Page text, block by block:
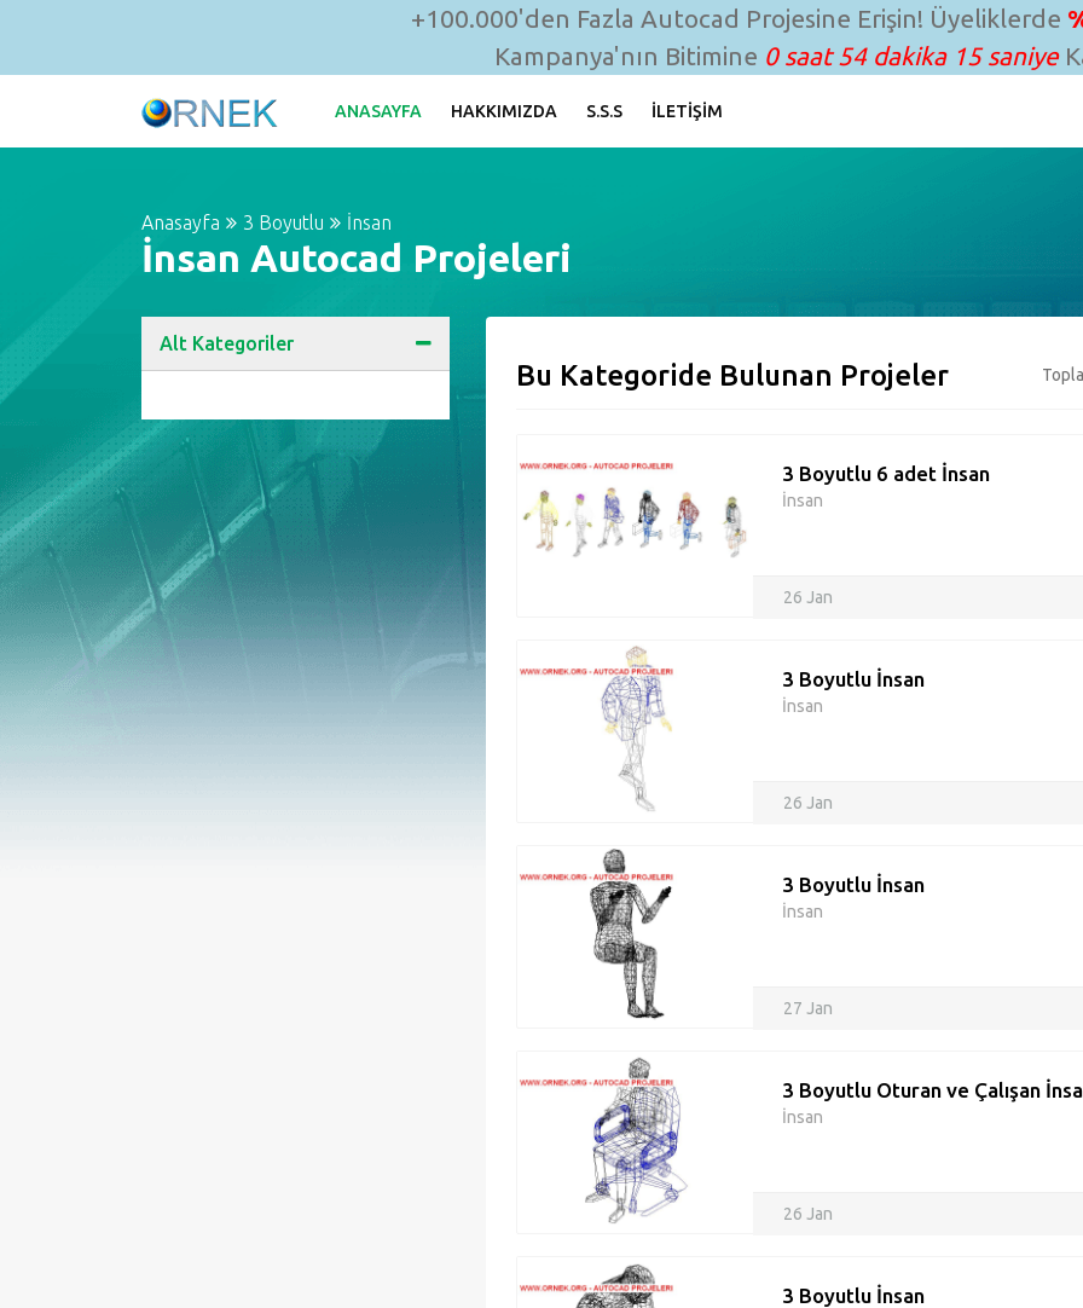
+100.000'den Fazla Autocad Projesine Erişin! Üyeliklerde
Kampanya'nın Bitimine 0 saat 54 dakika 14 saniye
ANASAYFA HAKKIMIZDA S.S.S İLETIŞIM
Anasayfa 3 Boyutlu İnsan
İnsan Autocad Projeleri
Alt Kategoriler
Bu Kategoride Bulunan Projeler
3 Boyutlu 6 adet İnsan
İnsan
26 Jan
3 Boyutlu İnsan
İnsan
26 Jan
3 Boyutlu İnsan
İnsan
27 Jan
3 Boyutlu Oturan ve Çalışan
İnsan
26 Jan
3 Boyutlu İnsan